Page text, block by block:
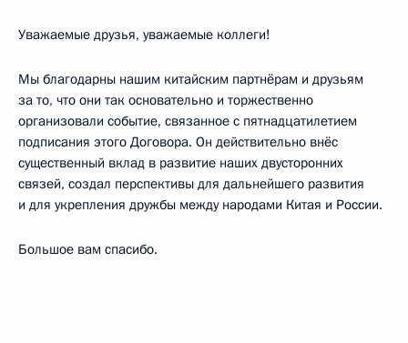
Уважаемые друзья, уважаемые коллеги!
Мы благодарны нашим китайским партнёрам и друзьям
за то, что они так основательно и торжественно
организовали событие, связанное с пятнадцатилетием
подписания этого Договора. Он действительно внёс
существенный вклад в развитие наших двусторонних
связей, создал перспективы для дальнейшего развития
и для укрепления дружбы между народами Китая и России.
Большое вам спасибо.